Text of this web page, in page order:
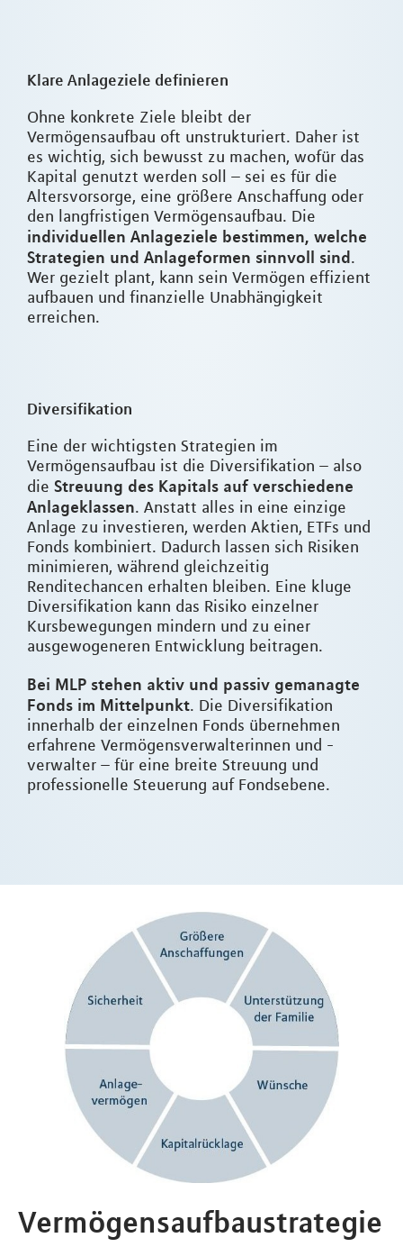
Klare Anlageziele definieren
Ohne konkrete Ziele bleibt der
Vermögensaufbau oft unstrukturiert. Daher ist
es wichtig, sich bewusst zu machen, wofür das
Kapital genutzt werden soll – sei es für die
Altersvorsorge, eine größere Anschaffung oder
den langfristigen Vermögensaufbau. Die
individuellen Anlageziele bestimmen, welche
Strategien und Anlageformen sinnvoll sind.
Wer gezielt plant, kann sein Vermögen effizient
aufbauen und finanzielle Unabhängigkeit
erreichen.
Diversifikation
Eine der wichtigsten Strategien im
Vermögensaufbau ist die Diversifikation – also
die Streuung des Kapitals auf verschiedene
Anlageklassen. Anstatt alles in eine einzige
Anlage zu investieren, werden Aktien, ETFs und
Fonds kombiniert. Dadurch lassen sich Risiken
minimieren, während gleichzeitig
Renditechancen erhalten bleiben. Eine kluge
Diversifikation kann das Risiko einzelner
Kursbewegungen mindern und zu einer
ausgewogeneren Entwicklung beitragen.
Bei MLP stehen aktiv und passiv gemanagte
Fonds im Mittelpunkt. Die Diversifikation
innerhalb der einzelnen Fonds übernehmen
erfahrene Vermögensverwalterinnen und -
verwalter – für eine breite Streuung und
professionelle Steuerung auf Fondsebene.
Vermögensaufbaustrategie